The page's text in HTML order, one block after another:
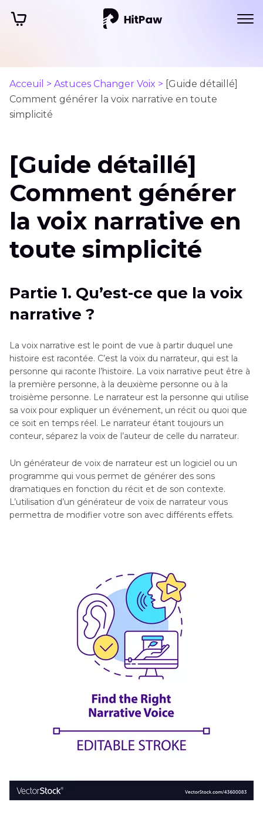
Acceuil > Astuces Changer Voix > [Guide détaillé]
Comment générer la voix narrative en toute
simplicité
[Guide détaillé]
Comment générer
la voix narrative en
toute simplicité
Partie 1. Qu’est-ce que la voix
narrative ?
La voix narrative est le point de vue à partir duquel une
histoire est racontée. C’est la voix du narrateur, qui est la
personne qui raconte l’histoire. La voix narrative peut être à
la première personne, à la deuxième personne ou à la
troisième personne. Le narrateur est la personne qui utilise
sa voix pour expliquer un événement, un récit ou quoi que
ce soit en temps réel. Le narrateur étant toujours un
conteur, séparez la voix de l’auteur de celle du narrateur.
Un générateur de voix de narrateur est un logiciel ou un
programme qui vous permet de générer des sons
dramatiques en fonction du récit et de son contexte.
L’utilisation d’un générateur de voix de narrateur vous
permettra de modifier votre son avec différents effets.